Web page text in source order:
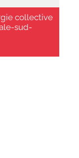
collective
sud-